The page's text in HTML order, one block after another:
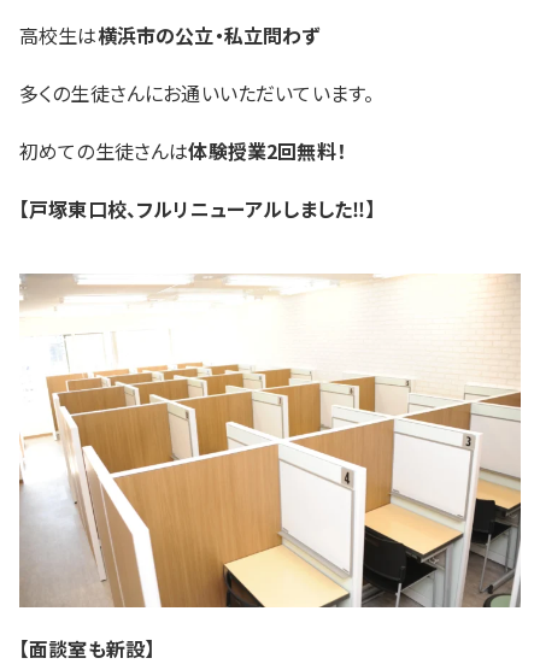
高校生は横浜市の公立・私立問わず
多くの生徒さんにお通いいただいています。
初めての生徒さんは体験授業2回無料！
【戸塚東口校、フルリニューアルしました‼】
【面談室も新設】